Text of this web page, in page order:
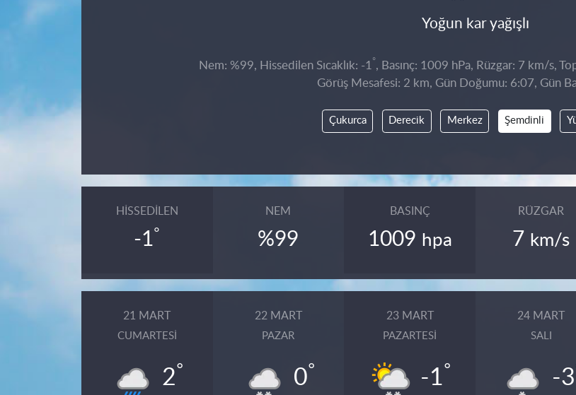
Yoğun kar yağışlı
Nem: %99, Hissedilen Sıcaklık: -1 °, Basınç: 1009 hPa, Rüzgar: 7 km/s,
Görüş Mesafesi: 2 km, Gün Doğumu: 6:07, Gün
Çukurca Derecik Merkez Şemdinli
HISSEDILEN
-1°
NEM
%99
BASINÇ
1009 hpa
RÜZGAR
7 km/s
21 MART
CUMARTESI
2°
22 MART
PAZAR
0°
23 MART
PAZARTESI
-1°
24 MART
SALI
-3